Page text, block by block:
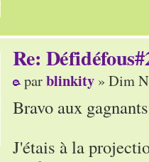
Re:
parblinkity » Dim
Bravo aux
J'étais à la